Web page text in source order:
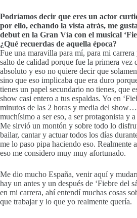
Podríamos decir que eres un actor
por ello, echando la vista atrás, me
debut en la Gran Vía con el musical
¿Qué recuerdas de aquella época?
Fue una maravilla para mí, para mi
salto de calidad porque fue la primera vez
absoluto y eso no quiere decir que
sino que eso implicaba que era duro
tienes un papel secundario no tienes, que
show casi entero a tus espaldas. Yo en
minutos de las 2 horas y media del
muchísimo a ser eso, a ser protagonista y
Me sirvió un montón y sobre todo lo
bailar, cantar y actuar todos los días
me lo paso pipa haciendo eso. Realmente
eso me considero muy muy afortunado.
Me dio mucho España, venir aquí y
hay un antes y un después de ‘Fiebre del
en mi carrera, ahí entendí muchas cosas
que trabajar y lo que yo realmente quería.